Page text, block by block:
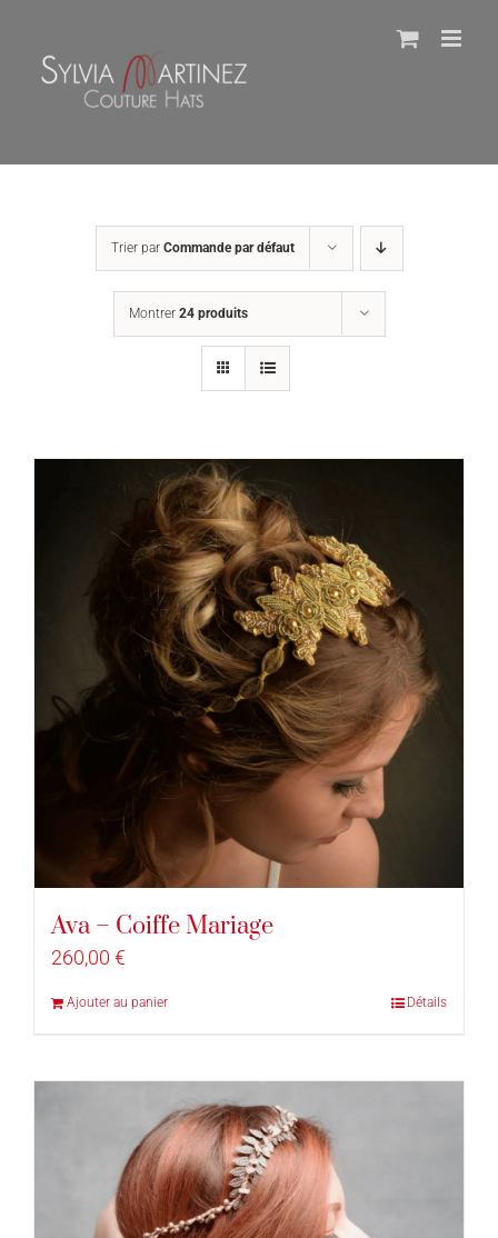
contenu
Trier par Commande par défaut
Montrer 24 produits
Ava – Coiffe Mariage
260,00 €
Ajouter au panier Détails